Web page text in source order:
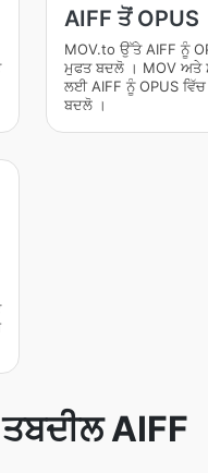
AIFF ਤੋਂ OPUS
MOV.to ਉੱਤੇ AIFF ਨੂੰ
ਮੁਫਤ ਬਦਲੋ । MOV ਅਤੇ
ਲਈ AIFF ਨੂੰ OPUS
ਬਦਲੋ ।
AIFF